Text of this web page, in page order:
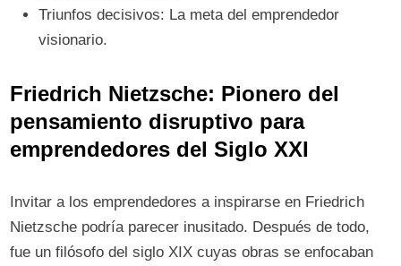
Triunfos decisivos: La meta del emprendedor
visionario.
Friedrich Nietzsche: Pionero del
pensamiento disruptivo para
emprendedores del Siglo XXI
Invitar a los emprendedores a inspirarse en Friedrich
Nietzsche podría parecer inusitado. Después de todo,
fue un filósofo del siglo XIX cuyas obras se enfocaban